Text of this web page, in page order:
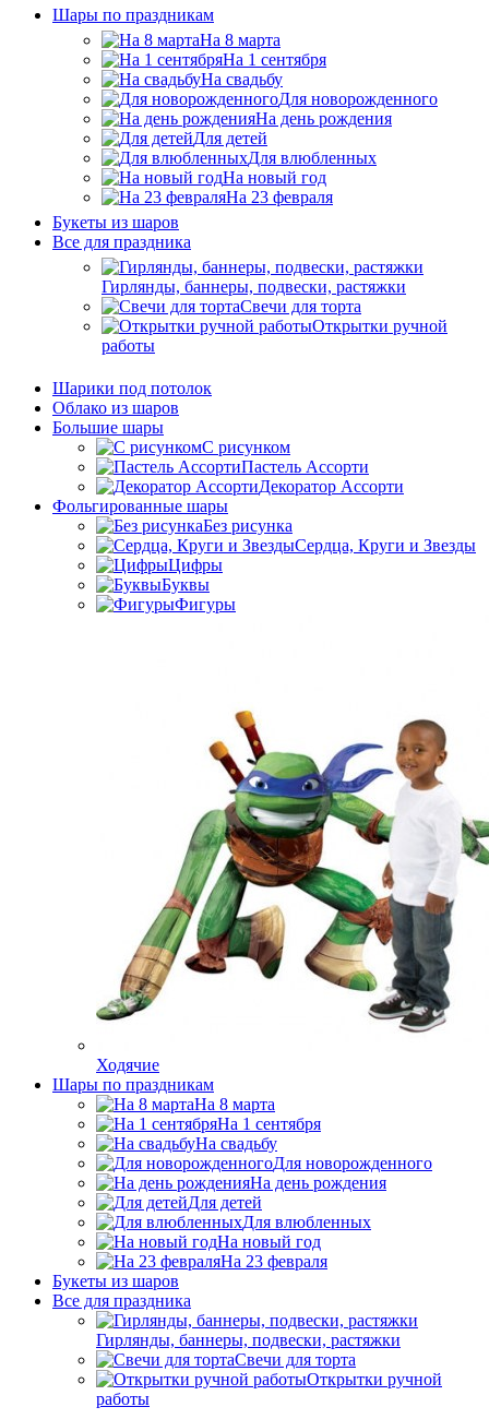
Шары по праздникам
На 8 марта
На 1 сентября
На свадьбу
Для новорожденного
На день рождения
Для детей
Для влюбленных
На новый год
На 23 февраля
Букеты из шаров
Bсе для праздника
Гирлянды, баннеры, подвески, растяжки
Свечи для торта
Открытки ручной
работы
Шарики под потолок
Облако из шаров
Большие шары
C рисунком
Пастель Ассорти
Декоратор Ассорти
Фольгированные шары
Без рисунка
Сердца, Круги и Звезды
Цифры
Буквы
Фигуры
Ходячие
Шары по праздникам
На 8 марта
На 1 сентября
На свадьбу
Для новорожденного
На день рождения
Для детей
Для влюбленных
На новый год
На 23 февраля
Букеты из шаров
Bсе для праздника
Гирлянды, баннеры, подвески, растяжки
Свечи для торта
Открытки ручной
работы